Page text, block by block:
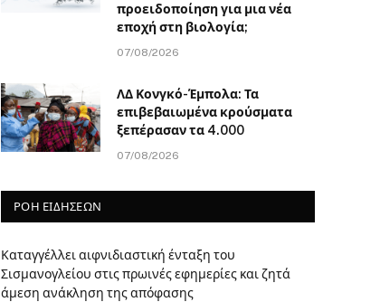
προειδοποίηση για μια νέα
εποχή στη βιολογία;
07/08/2026
ΛΔ Κονγκό-Έμπολα: Τα
επιβεβαιωμένα κρούσματα
ξεπέρασαν τα 4.000
07/08/2026
ΡΟΗ ΕΙΔΗΣΕΩΝ
Καταγγέλλει αιφνιδιαστική ένταξη του
Σισμανογλείου στις πρωινές εφημερίες και ζητά
άμεση ανάκληση της απόφασης